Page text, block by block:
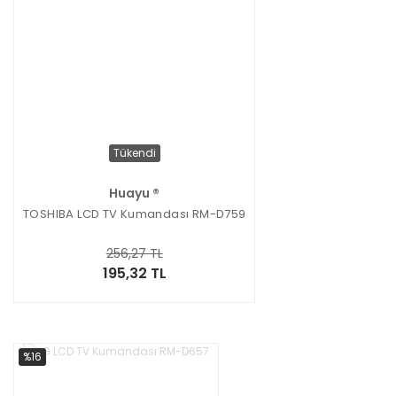
Tükendi
Huayu ®
TOSHIBA LCD TV Kumandası RM-D759
195,32 TL
256,27 TL
%16